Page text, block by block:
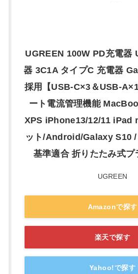
UGREEN 100W PD充電器
器 3C1A タイプC 充電器
採用【USB-C×3＆USB-
ート電流管理機能
XPS iPhone13/12/11 iPad
ット/Android/Galaxy S10
基準適合 折りたたみ式プ
UGREEN
Amazonで探す
楽天で探す
Yahoo!で探す